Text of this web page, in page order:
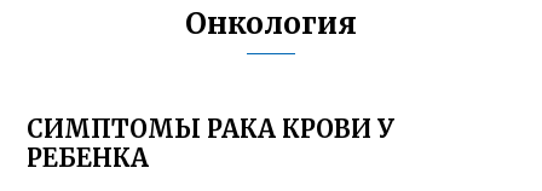
Онкология
СИМПТОМЫ РАКА КРОВИ У
РЕБЕНКА